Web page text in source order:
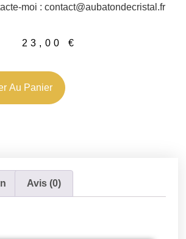
moi : contact@aubatondecristal.fr
23,00 €
Au Panier
Avis (0)